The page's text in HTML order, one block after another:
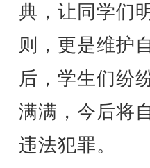
典，让同学们
则，更是维护
后，学生们纷
满满，今后将
违法犯罪。